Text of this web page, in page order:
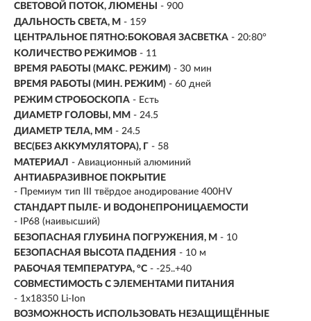
СВЕТОВОЙ ПОТОК, ЛЮМЕНЫ
- 900
ДАЛЬНОСТЬ СВЕТА, М - 159
ЦЕНТРАЛЬНОЕ ПЯТНО:БОКОВАЯ ЗАСВЕТКА - 20:80°
КОЛИЧЕСТВО РЕЖИМОВ - 11
ВРЕМЯ РАБОТЫ (МАКС. РЕЖИМ) - 30 мин
ВРЕМЯ РАБОТЫ (МИН. РЕЖИМ) - 60 дней
РЕЖИМ СТРОБОСКОПА - Есть
ДИАМЕТР ГОЛОВЫ, ММ - 24.5
ДИАМЕТР ТЕЛА, ММ - 24.5
ВЕС(БЕЗ АККУМУЛЯТОРА), Г - 58
МАТЕРИАЛ - Авиационный алюминий
АНТИАБРАЗИВНОЕ ПОКРЫТИЕ
- Премиум тип III твёрдое анодирование 400HV
СТАНДАРТ ПЫЛЕ- И ВОДОНЕПРОНИЦАЕМОСТИ
- IP68 (наивысший)
БЕЗОПАСНАЯ ГЛУБИНА ПОГРУЖЕНИЯ, М - 10
БЕЗОПАСНАЯ ВЫСОТА ПАДЕНИЯ - 10 м
РАБОЧАЯ ТЕМПЕРАТУРА, °C - -25..+40
СОВМЕСТИМОСТЬ С ЭЛЕМЕНТАМИ ПИТАНИЯ
- 1x18350 Li-Ion
ВОЗМОЖНОСТЬ ИСПОЛЬЗОВАТЬ НЕЗАЩИЩЁННЫЕ